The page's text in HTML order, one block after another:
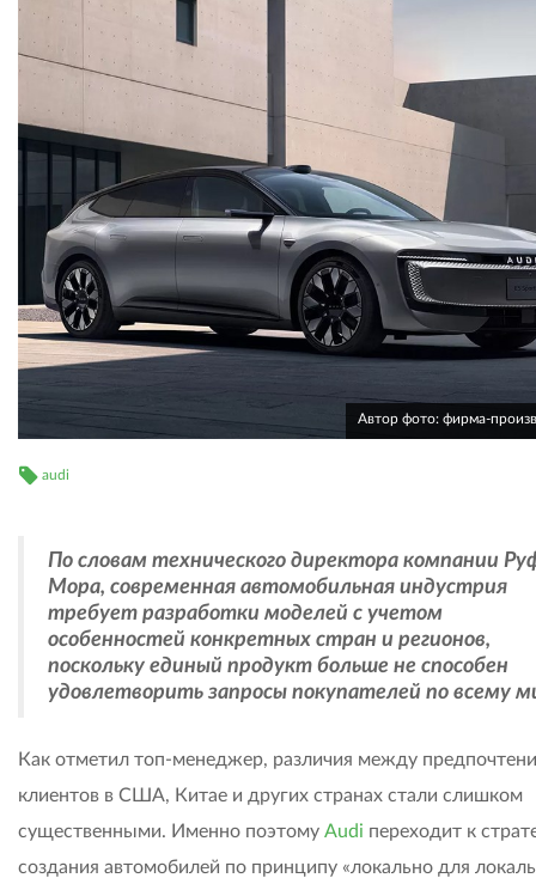
Автор фото: фирма-
audi
По словам технического директора компании
Мора, современная автомобильная индустрия
требует разработки моделей с учетом
особенностей конкретных стран и регионов,
поскольку единый продукт больше не способен
удовлетворить запросы покупателей по всему
Как отметил топ-менеджер, различия между
клиентов в США, Китае и других странах стали слишком
существенными. Именно поэтому Audi переходит к
создания автомобилей по принципу «локально для